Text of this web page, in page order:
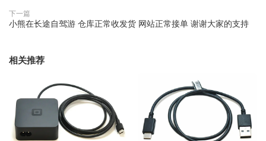
下一篇
小熊在长途自驾游 仓库正常收发货 网站正常接单 谢谢大家的支持
相关推荐